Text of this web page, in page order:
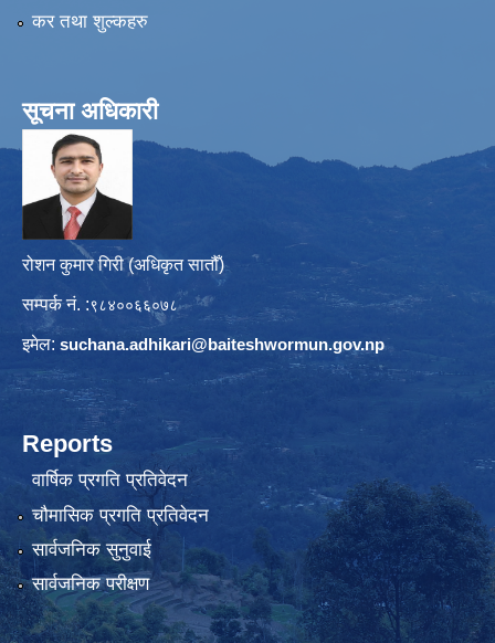
कर तथा शुल्कहरु
सूचना अधिकारी
रोशन कुमार गिरी (अधिकृत सातौँ)
सम्पर्क नं. :९८४००६६०७८
इमेल: suchana.adhikari@baiteshwormun.gov.np
Reports
वार्षिक प्रगति प्रतिवेदन
चौमासिक प्रगति प्रतिवेदन
सार्वजनिक सुनुवाई
सार्वजनिक परीक्षण